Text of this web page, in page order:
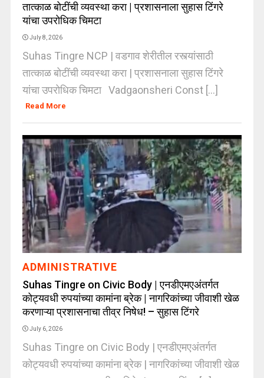
तात्काळ बोटींची व्यवस्था करा | प्रशासनाला सुहास टिंगरे
यांचा उपरोधिक चिमटा
July 8, 2026
Suhas Tingre NCP | वडगाव शेरीतील रस्त्यांसाठी
तात्काळ बोटींची व्यवस्था करा | प्रशासनाला सुहास टिंगरे
यांचा उपरोधिक चिमटा Vadgaonsheri Const [...]
Read More
ADMINISTRATIVE
Suhas Tingre on Civic Body | एनडीएमएअंतर्गत
कोट्यवधी रुपयांच्या कामांना ब्रेक | नागरिकांच्या जीवाशी खेळ
करणाऱ्या प्रशासनाचा तीव्र निषेध! – सुहास टिंगरे
July 6, 2026
Suhas Tingre on Civic Body | एनडीएमएअंतर्गत
कोट्यवधी रुपयांच्या कामांना ब्रेक | नागरिकांच्या जीवाशी खेळ